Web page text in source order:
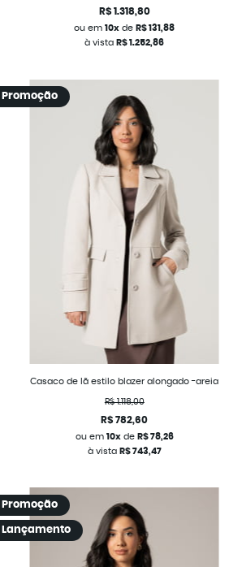
R$ 1.318,80
ou em10x de R$ 131,88
à vista R$ 1.252,86
Promoção
Casaco de lã estilo blazer alongado -areia
R$ 1.118,00
R$ 782,60
ou em 10xde R$ 78,26
à vista R$ 743,47
Promoção
Lançamento